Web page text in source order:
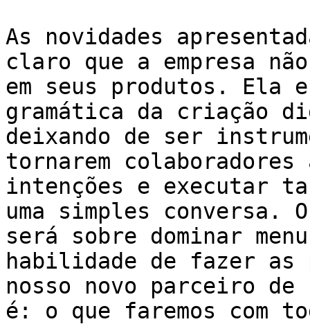
As novidades
claro que a empresa
em seus produtos. Ela
gramática da criação
deixando de ser
tornarem
intenções e executar
uma simples
será sobre dominar
habilidade de fazer as
nosso novo parceiro
é: o que faremos com